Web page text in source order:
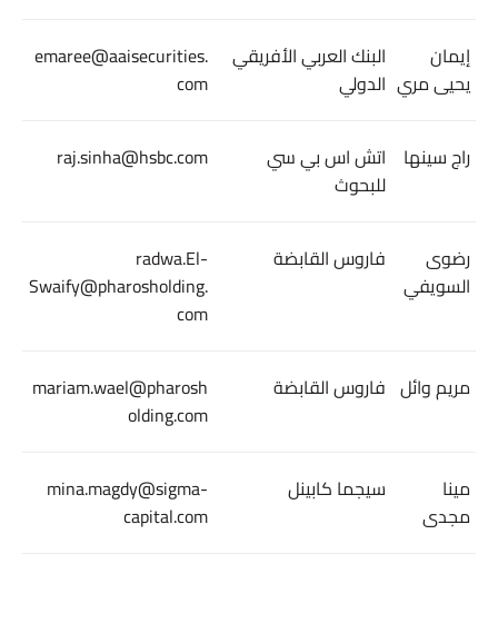
إيمان
يحيى مري
البنك العربي الأفريقي
الدولي
emaree@aaisecurities.
com
راج سينها اتش اس بي سي
للبحوث
raj.sinha@hsbc.com
رضوى
السويفي
فاروس القابضة
radwa.El-
Swaify@pharosholding.
com
مريم وائل فاروس القابضة
mariam.wael@pharosh
olding.com
مينا
مجدى
سيجما كابينل
mina.magdy@sigma-
capital.com